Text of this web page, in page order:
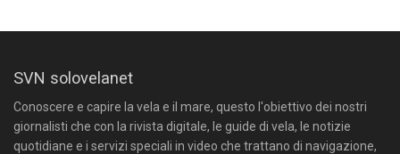
SVN solovelanet
Conoscere e capire la vela e il mare, questo l'obiettivo dei nostri
giornalisti che con la rivista digitale, le guide di vela, le notizie
quotidiane e i servizi speciali in video che trattano di navigazione,